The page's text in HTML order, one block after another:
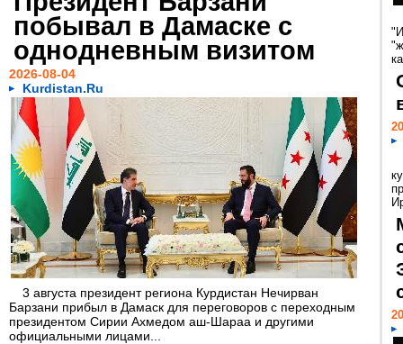
побывал в Дамаске с
однодневным визитом
2026-08-04
Kurdistan.Ru
3 августа президент региона Курдистан Нечирван
Барзани прибыл в Дамаск для переговоров с переходным
президентом Сирии Ахмедом аш-Шараа и другими
официальными лицами...